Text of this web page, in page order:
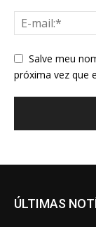
Salve meu
próxima vez que
ÚLTIMAS